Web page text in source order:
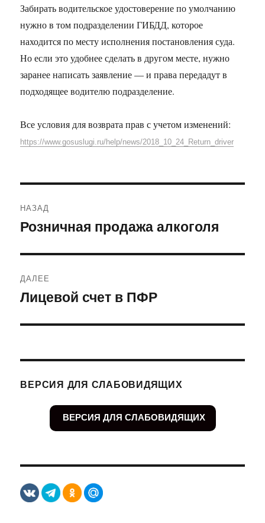
Забирать водительское удостоверение по умолчанию
нужно в том подразделении ГИБДД, которое
находится по месту исполнения постановления суда.
Но если это удобнее сделать в другом месте, нужно
заранее написать заявление — и права передадут в
подходящее водителю подразделение.
Все условия для возврата прав с учетом изменений:
https://www.gosuslugi.ru/help/news/2018_10_24_Return_driver
по
НАЗАД
Предыдущая
Розничная продажа алкоголя
ДАЛЕЕ
Следующая
Лицевой счет в ПФР
ВЕРСИЯ ДЛЯ СЛАБОВИДЯЩИХ
ВЕРСИЯ ДЛЯ СЛАБОВИДЯЩИХ